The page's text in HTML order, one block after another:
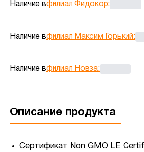
Наличие вфилиал Фидокор:
Наличие вфилиал Максим Горький:
Наличие вфилиал Новза:
Описание продукта
Сертификат Non GMO LE